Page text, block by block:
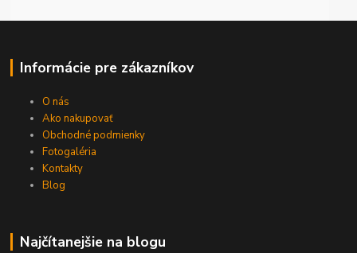
Informácie pre zákazníkov
O nás
Ako nakupovať
Obchodné podmienky
Fotogaléria
Kontakty
Blog
Najčítanejšie na blogu